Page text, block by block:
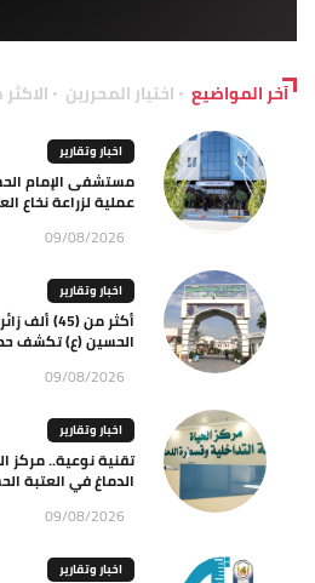
آخر المواضيع اختيار المحررين
اخبار وتقارير
عملية لزراعة نخاع
09/08/2026
اخبار وتقارير
الحسين (ع) تكشف
09/08/2026
اخبار وتقارير
تقنية نوعية.. مركز
الدماغ في العتبة
09/08/2026
اخبار وتقارير